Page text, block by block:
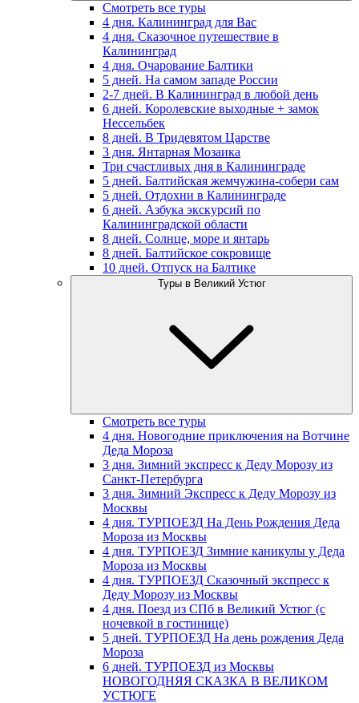
Смотреть все туры
4 дня. Калининград для Вас
4 дня. Сказочное путешествие в
Калининград
4 дня. Очарование Балтики
5 дней. На самом западе России
2-7 дней. В Калининград в любой день
6 дней. Королевские выходные + замок
Нессельбек
8 дней. В Тридевятом Царстве
3 дня. Янтарная Мозаика
Три счастливых дня в Калининграде
5 дней. Балтийская жемчужина-собери сам
5 дней. Отдохни в Калининграде
6 дней. Азбука экскурсий по
Калининградской области
8 дней. Солнце, море и янтарь
8 дней. Балтийское сокровище
10 дней. Отпуск на Балтике
Туры в Великий Устюг
Смотреть все туры
4 дня. Новогодние приключения на Вотчине
Деда Мороза
3 дня. Зимний экспресс к Деду Морозу из
Санкт-Петербурга
3 дня. Зимний Экспресс к Деду Морозу из
Москвы
4 дня. ТУРПОЕЗД На День Рождения Деда
Мороза из Москвы
4 дня. ТУРПОЕЗД Зимние каникулы у Деда
Мороза из Москвы
4 дня. ТУРПОЕЗД Сказочный экспресс к
Деду Морозу из Москвы
4 дня. Поезд из СПб в Великий Устюг (с
ночевкой в гостинице)
5 дней. ТУРПОЕЗД На день рождения Деда
Мороза
6 дней. ТУРПОЕЗД из Москвы
НОВОГОДНЯЯ СКАЗКА В ВЕЛИКОМ
УСТЮГЕ